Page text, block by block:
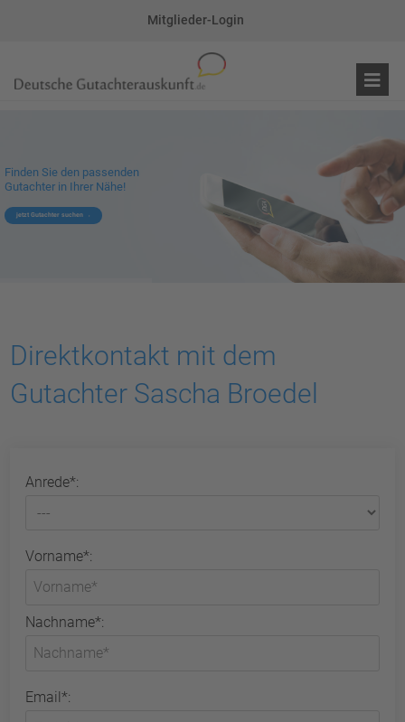
Mitglieder-Login
Finden Sie den passenden
Gutachter in Ihrer Nähe!
jetzt Gutachter suchen
Direktkontakt mit dem
Gutachter Sascha Broedel
Anrede*:
Vorname*:
Nachname*:
Email*: